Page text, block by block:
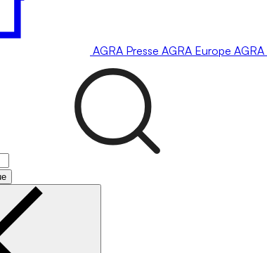
AGRA Presse AGRA Europe AGRA